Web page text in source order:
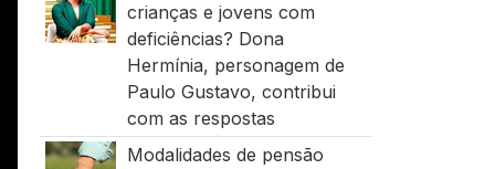
crianças e jovens com
deficiências? Dona
Hermínia, personagem de
Paulo Gustavo, contribui
com as respostas
Modalidades de pensão